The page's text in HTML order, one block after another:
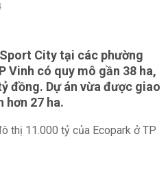
City tại các phường
Vinh có quy mô gần 38 ha,
đồng. Dự án vừa được giao
hơn 27 ha.
thị 11.000 tỷ của Ecopark ở TP